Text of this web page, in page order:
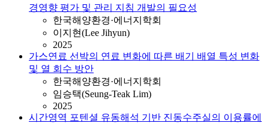
경영향 평가 및 관리 지침 개발의 필요성
한국해양환경·에너지학회
이지현(Lee Jihyun)
2025
가스연료 선박의 연료 변화에 따른 배기 배열 특성 변화
및 열 회수 방안
한국해양환경·에너지학회
임승택(Seung-Teak Lim)
2025
시간영역 포텐셜 유동해석 기반 진동수주실의 이용률에